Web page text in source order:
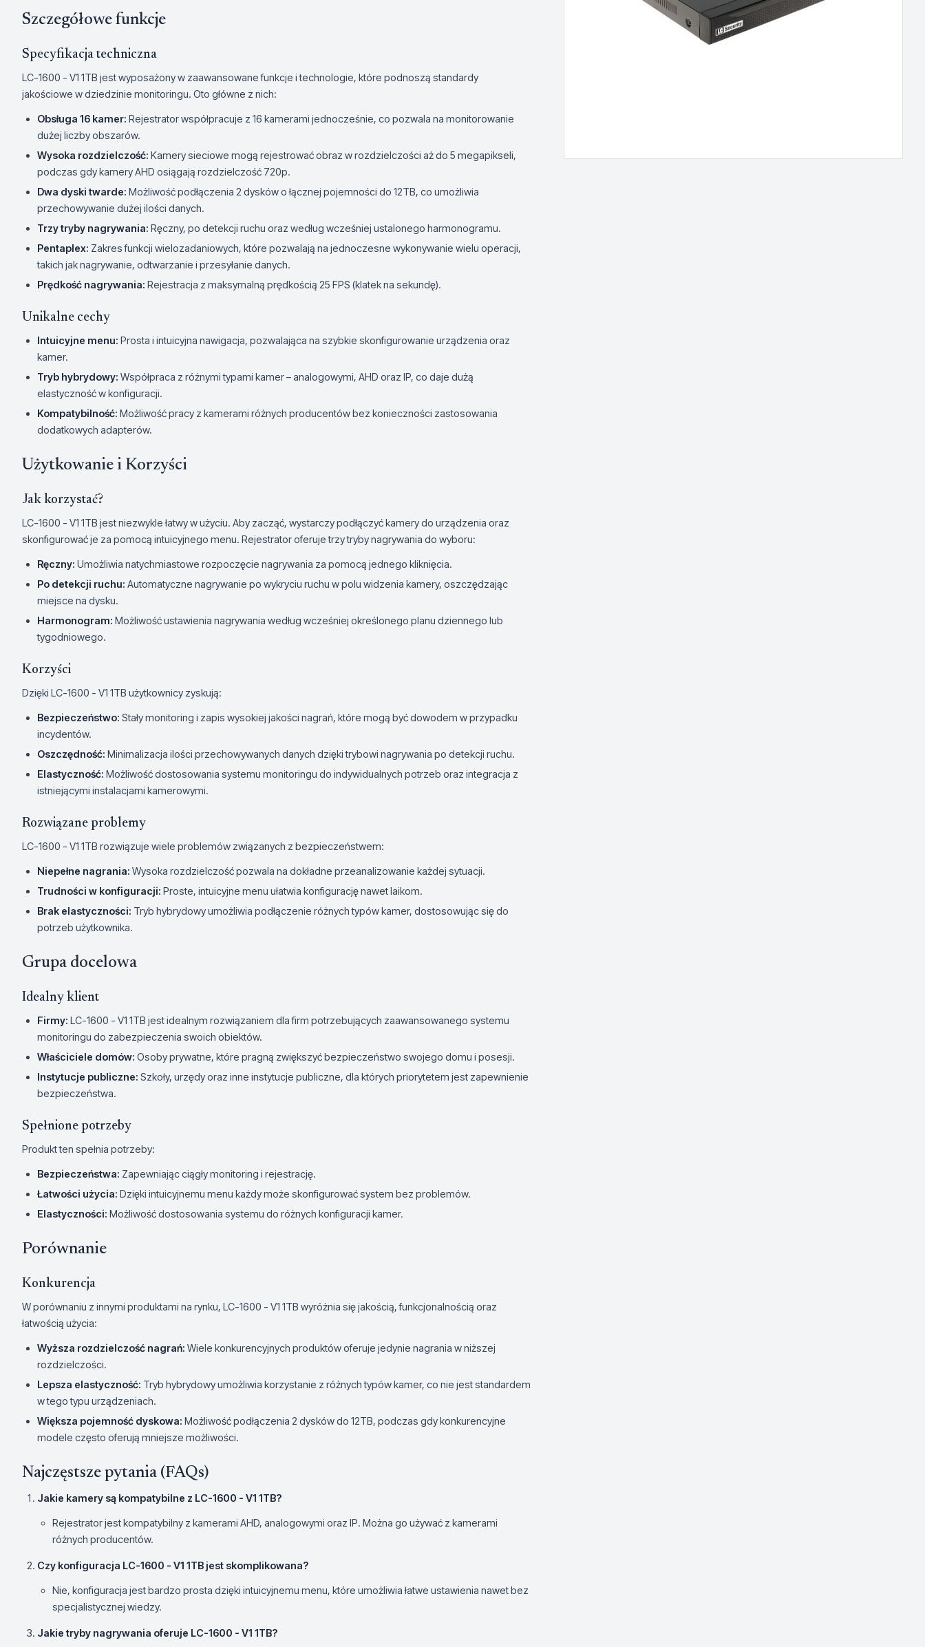
Szczegółowe funkcje
Specyfikacja techniczna
LC-1600 - V1 1TB jest wyposażony w zaawansowane funkcje i technologie, które podnoszą standardy
jakościowe w dziedzinie monitoringu. Oto główne z nich:
Obsługa 16 kamer: Rejestrator współpracuje z 16 kamerami jednocześnie, co pozwala na monitorowanie
dużej liczby obszarów.
Wysoka rozdzielczość: Kamery sieciowe mogą rejestrować obraz w rozdzielczości aż do 5 megapikseli,
podczas gdy kamery AHD osiągają rozdzielczość 720p.
Dwa dyski twarde: Możliwość podłączenia 2 dysków o łącznej pojemności do 12TB, co umożliwia
przechowywanie dużej ilości danych.
Trzy tryby nagrywania: Ręczny, po detekcji ruchu oraz według wcześniej ustalonego harmonogramu.
Pentaplex: Zakres funkcji wielozadaniowych, które pozwalają na jednoczesne wykonywanie wielu operacji,
takich jak nagrywanie, odtwarzanie i przesyłanie danych.
Prędkość nagrywania: Rejestracja z maksymalną prędkością 25 FPS (klatek na sekundę).
Unikalne cechy
Intuicyjne menu: Prosta i intuicyjna nawigacja, pozwalająca na szybkie skonfigurowanie urządzenia oraz
kamer.
Tryb hybrydowy: Współpraca z różnymi typami kamer – analogowymi, AHD oraz IP, co daje dużą
elastyczność w konfiguracji.
Kompatybilność: Możliwość pracy z kamerami różnych producentów bez konieczności zastosowania
dodatkowych adapterów.
Użytkowanie i Korzyści
Jak korzystać?
LC-1600 - V1 1TB jest niezwykle łatwy w użyciu. Aby zacząć, wystarczy podłączyć kamery do urządzenia oraz
skonfigurować je za pomocą intuicyjnego menu. Rejestrator oferuje trzy tryby nagrywania do wyboru:
Ręczny: Umożliwia natychmiastowe rozpoczęcie nagrywania za pomocą jednego kliknięcia.
Po detekcji ruchu: Automatyczne nagrywanie po wykryciu ruchu w polu widzenia kamery, oszczędzając
miejsce na dysku.
Harmonogram: Możliwość ustawienia nagrywania według wcześniej określonego planu dziennego lub
tygodniowego.
Korzyści
Dzięki LC-1600 - V1 1TB użytkownicy zyskują:
Bezpieczeństwo: Stały monitoring i zapis wysokiej jakości nagrań, które mogą być dowodem w przypadku
incydentów.
Oszczędność: Minimalizacja ilości przechowywanych danych dzięki trybowi nagrywania po detekcji ruchu.
Elastyczność: Możliwość dostosowania systemu monitoringu do indywidualnych potrzeb oraz integracja z
istniejącymi instalacjami kamerowymi.
Rozwiązane problemy
LC-1600 - V1 1TB rozwiązuje wiele problemów związanych z bezpieczeństwem:
Niepełne nagrania: Wysoka rozdzielczość pozwala na dokładne przeanalizowanie każdej sytuacji.
Trudności w konfiguracji: Proste, intuicyjne menu ułatwia konfigurację nawet laikom.
Brak elastyczności: Tryb hybrydowy umożliwia podłączenie różnych typów kamer, dostosowując się do
potrzeb użytkownika.
Grupa docelowa
Idealny klient
Firmy: LC-1600 - V1 1TB jest idealnym rozwiązaniem dla firm potrzebujących zaawansowanego systemu
monitoringu do zabezpieczenia swoich obiektów.
Właściciele domów: Osoby prywatne, które pragną zwiększyć bezpieczeństwo swojego domu i posesji.
Instytucje publiczne: Szkoły, urzędy oraz inne instytucje publiczne, dla których priorytetem jest zapewnienie
bezpieczeństwa.
Spełnione potrzeby
Produkt ten spełnia potrzeby:
Bezpieczeństwa: Zapewniając ciągły monitoring i rejestrację.
Łatwości użycia: Dzięki intuicyjnemu menu każdy może skonfigurować system bez problemów.
Elastyczności: Możliwość dostosowania systemu do różnych konfiguracji kamer.
Porównanie
Konkurencja
W porównaniu z innymi produktami na rynku, LC-1600 - V1 1TB wyróżnia się jakością, funkcjonalnością oraz
łatwością użycia:
Wyższa rozdzielczość nagrań: Wiele konkurencyjnych produktów oferuje jedynie nagrania w niższej
rozdzielczości.
Lepsza elastyczność: Tryb hybrydowy umożliwia korzystanie z różnych typów kamer, co nie jest standardem
w tego typu urządzeniach.
Większa pojemność dyskowa: Możliwość podłączenia 2 dysków do 12TB, podczas gdy konkurencyjne
modele często oferują mniejsze możliwości.
Najczęstsze pytania (FAQs)
Jakie kamery są kompatybilne z LC-1600 - V1 1TB?
Rejestrator jest kompatybilny z kamerami AHD, analogowymi oraz IP. Można go używać z kamerami
różnych producentów.
Czy konfiguracja LC-1600 - V1 1TB jest skomplikowana?
Nie, konfiguracja jest bardzo prosta dzięki intuicyjnemu menu, które umożliwia łatwe ustawienia nawet bez
specjalistycznej wiedzy.
Jakie tryby nagrywania oferuje LC-1600 - V1 1TB?